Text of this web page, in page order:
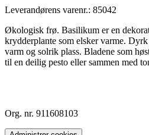
Leverandørens varenr.: 85042
Økologisk frø. Basilikum er en
krydderplante som elsker varme.
varm og solrik plass. Bladene som
til en deilig pesto eller sammen med
Org. nr. 911608103